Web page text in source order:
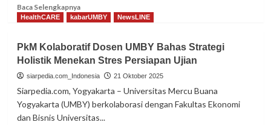
Baca SelengkapnyaRead
more
Pulang
ke
Laut,
Melepasliarkan
Tukik
Penyu
HealthCARE kabarUMBY NewsLINE
PkM Kolaboratif Dosen UMBY Bahas Strategi
Holistik Menekan Stres Persiapan Ujian
siarpedia.com_Indonesia 21 Oktober 2025
Siarpedia.com, Yogyakarta – Universitas Mercu Buana
Yogyakarta (UMBY) berkolaborasi dengan Fakultas Ekonomi
dan Bisnis Universitas...